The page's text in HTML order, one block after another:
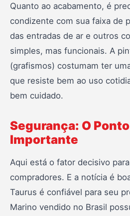
Quanto ao acabamento, é
condizente com sua faixa de
das entradas de ar e outros
simples, mas funcionais. A
(grafismos) costumam ter
que resiste bem ao uso
bem cuidado.
Segurança: O
Importante
Aqui está o fator decisivo
compradores. E a notícia é
Taurus é confiável para seu
Marino vendido no Brasil